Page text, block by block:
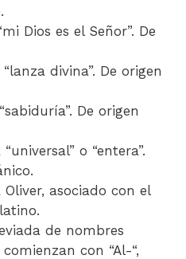
Dios es el Señor”. De
divina”. De origen
De origen
o “entera”.
asociado con el
de nombres
con “Al-“,